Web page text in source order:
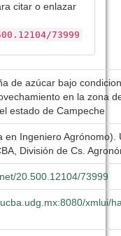
citar o enlazar
73999
de azúcar bajo
en la zona
estado de Campeche
en Ingeniero Agrónomo).
División de Cs.
20.500.12104/73999
xmlui/